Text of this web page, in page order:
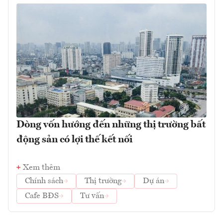
Dòng vốn hướng đến những thị trường bất
động sản có lợi thế kết nối
Xem thêm
Chính sách
Thị trường
Dự án
Cafe BĐS
Tư vấn